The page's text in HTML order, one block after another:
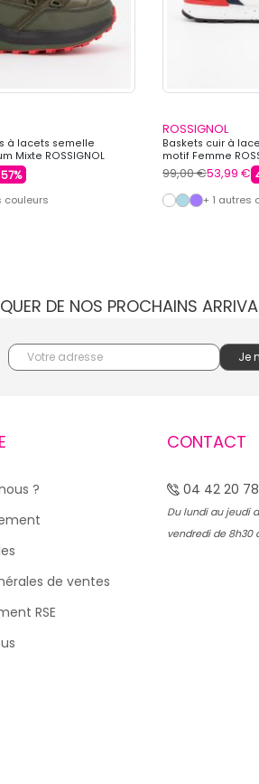
à lacets semelle
Mixte ROSSIGNOL
57%
couleurs
ROSSIGNOL
Baskets cuir à
motif Femme
99,00 €53,99 €
+ 1 autres
DE NOS PROCHAINS
?
de ventes
RSE
CONTACT
04 42 20
Du lundi au jeudi
vendredi de 8h30